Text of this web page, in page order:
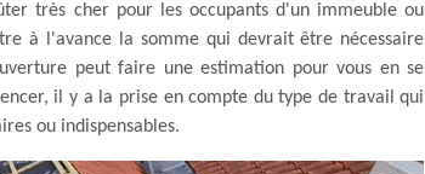
très cher pour les occupants d'un immeuble ou
à l'avance la somme qui devrait être nécessaire
peut faire une estimation pour vous en se
il y a la prise en compte du type de travail qui
ou indispensables.